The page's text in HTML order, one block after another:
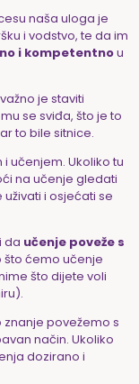
naša uloga je
i vodstvo, te da im
i kompetentnou
je staviti
se sviđa, što je to
to bile sitnice.
učenjem. Ukoliko tu
na učenje gledati
i osjećati se
da učenje poveže s
što ćemo učenje
što dijete voli
povežemo s
način. Ukoliko
dozirano i